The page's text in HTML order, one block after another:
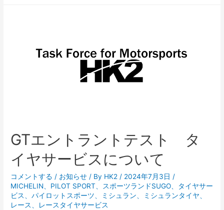
イ
イ
ヤ
サ
ー
GTエントラントテスト タ
イヤサービスについて
コメントする / お知らせ / By HK2 / 2024年7月3日 /
MICHELIN、 PILOT SPORT、 スポーツランドSUGO、
タイヤサー
ビス、パイロットスポーツ、 ミシュラン、 ミシュランタイヤ、
レース、 レースタイヤサービス